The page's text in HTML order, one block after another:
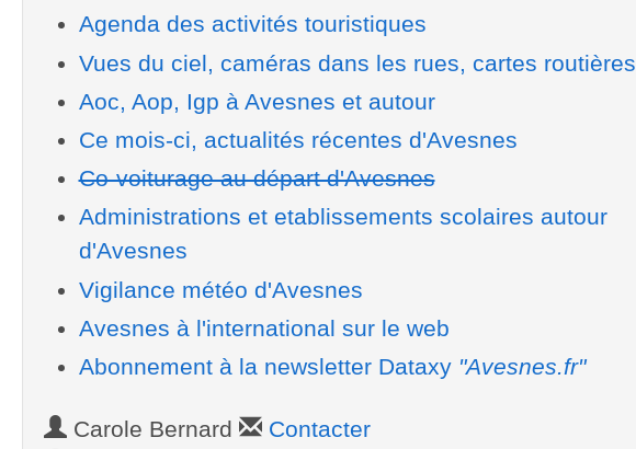
Agenda des activités touristiques
Vues du ciel, caméras dans les rues, cartes routières
Aoc, Aop, Igp à Avesnes et autour
Ce mois-ci, actualités récentes d'Avesnes
Co-voiturage au départ d'Avesnes
Administrations et etablissements scolaires autour
d'Avesnes
Vigilance météo d'Avesnes
Avesnes à l'international sur le web
Abonnement à la newsletter Dataxy "Avesnes.fr"
Carole Bernard
Contacter